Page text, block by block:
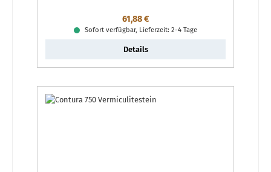
Regulärer Preis:
61,88 €
Sofort verfügbar, Lieferzeit: 2-4 Tage
Details